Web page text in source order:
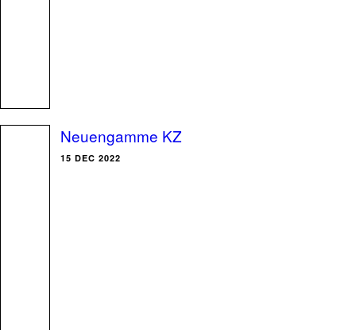
Neuengamme KZ
15 DEC 2022